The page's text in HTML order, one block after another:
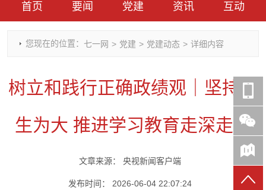
首页 要闻
时政要闻
干部任免
七一视角
党建
党建动态
人才工作
作风建设
资讯
热点关注
党刊好文
党史参阅
互动
红岩评论
七一文学
七一号
您现在的位置： 七一网 > 党建 > 党建动态 > 详细内容
树立和践行正确政绩观｜坚持民
生为大 推进学习教育走深走实
文章来源： 央视新闻客户端
发布时间： 2026-06-04 22:07:24